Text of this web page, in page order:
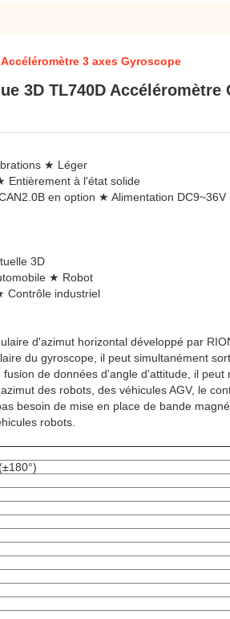
3 axes Gyroscope
3D TL740D Accéléromètre
★ Léger
à l'état solide
en option ★ Alimentation DC9~36V
3D
★ Robot
Contrôle industriel
d'azimut horizontal développé par
du gyroscope, il peut simultanément
de données d'angle d'attitude, il
des robots, des véhicules AGV, le
besoin de mise en place de bande
robots.